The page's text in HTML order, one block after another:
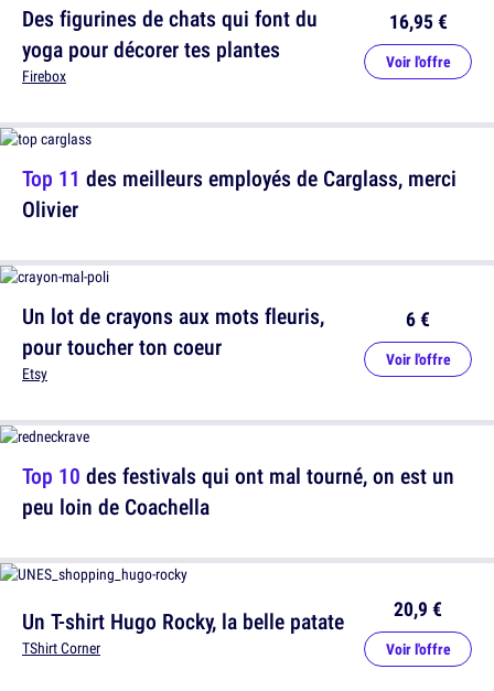
Top 11 des meilleurs employés de Carglass, merci
Olivier
Top 10 des festivals qui ont mal tourné, on est un
peu loin de Coachella
Des figurines de chats qui font du
yoga pour décorer tes plantes
Firebox
16,95 €
Voir l'offre
Un lot de crayons aux mots fleuris,
pour toucher ton coeur
Etsy
6 €
Voir l'offre
Un T-shirt Hugo Rocky, la belle patate
TShirt Corner
20,9 €
Voir l'offre